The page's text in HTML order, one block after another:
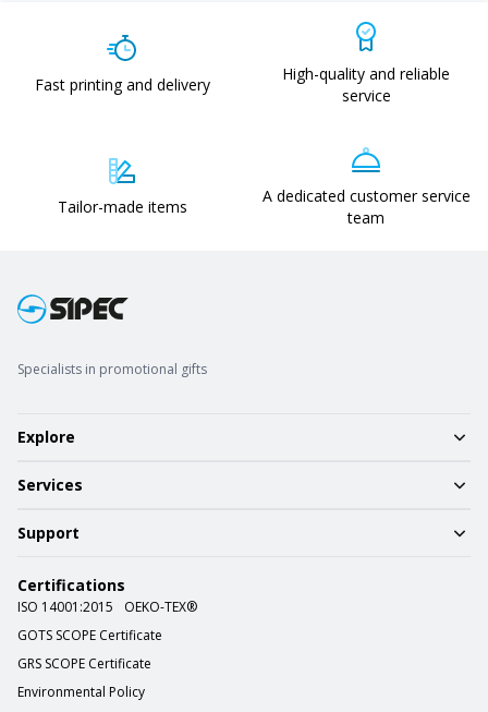
Fast printing and delivery
High-quality and reliable
service
Tailor-made items
A dedicated customer service
team
Specialists in promotional gifts
Explore
Services
Support
Certifications
ISO 14001:2015
OEKO-TEX®
GOTS SCOPE Certificate
GRS SCOPE Certificate
Environmental Policy